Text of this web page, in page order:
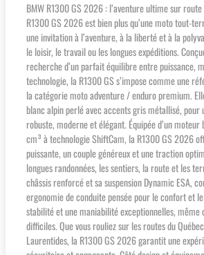
BMW R1300 GS 2026 : l’aventure ultime sur
R1300 GS 2026 est bien plus qu’une moto tout-
une invitation à l’aventure, à la liberté et à la
le loisir, le travail ou les longues expéditions.
recherche d’un parfait équilibre entre puissance,
technologie, la R1300 GS s’impose comme une
la catégorie moto adventure / enduro premium.
blanc alpin perlé avec accents gris métallisé, pour
robuste, moderne et élégant. Équipée d’un
cm³ à technologie ShiftCam, la R1300 GS 2026
puissante, un couple généreux et une traction
longues randonnées, les sentiers, la route et les
châssis renforcé et sa suspension Dynamic ESA,
ergonomie de conduite pensée pour le confort et
stabilité et une maniabilité exceptionnelles, même
difficiles. Que vous rouliez sur les routes du
Laurentides, la R1300 GS 2026 garantit une